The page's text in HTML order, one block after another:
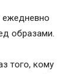
ежедневно
образами.
того, кому